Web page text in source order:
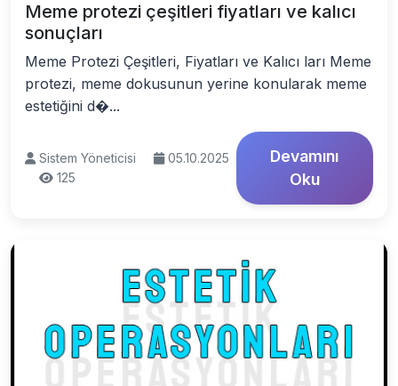
Meme protezi çeşitleri fiyatları ve kalıcı
sonuçları
Meme Protezi Çeşitleri, Fiyatları ve Kalıcı ları Meme
protezi, meme dokusunun yerine konularak meme
estetiğini d�...
Sistem Yöneticisi
05.10.2025
125
Devamını
Oku